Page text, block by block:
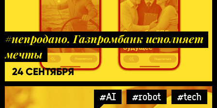
#непродано. Газпромбанк исполняет
мечты
24 СЕНТЯБРЯ
#AI #robot #tech